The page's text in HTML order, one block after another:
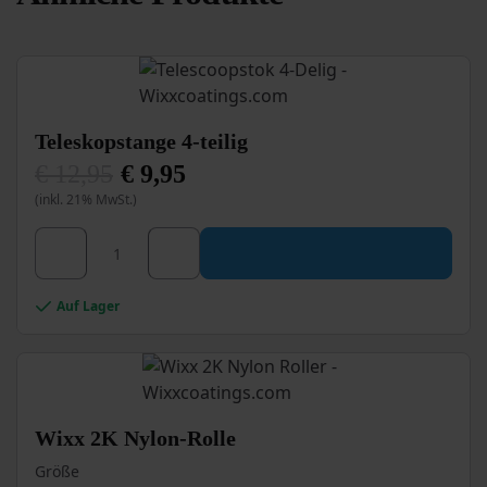
Teleskopstange 4-teilig
Ursprünglicher
Preis
€ 12,95
€ 9,95
Aktueller
Preis
€ 9,95.
(inkl. 21% MwSt.)
Teleskopstange 4-teilig Menge
Auf Lager
Wixx 2K Nylon-Rolle
Größe